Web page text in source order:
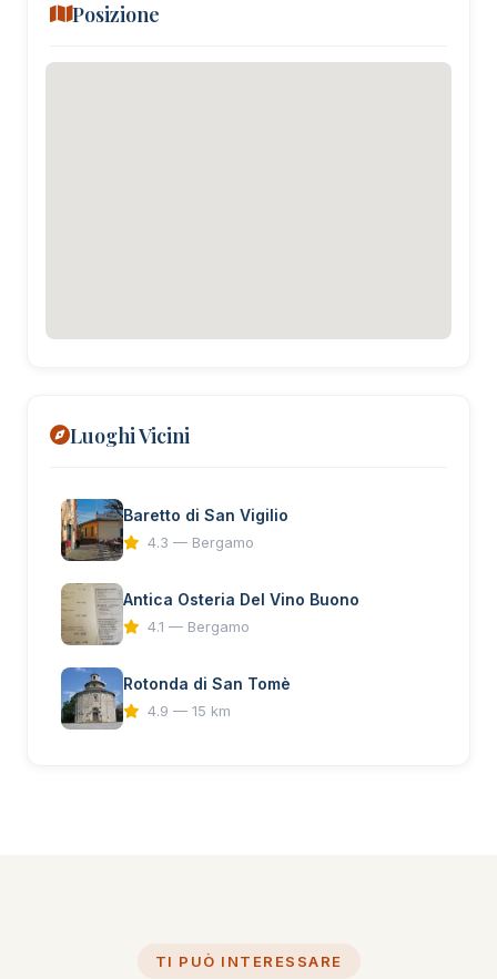
Posizione
Luoghi Vicini
Baretto di San Vigilio
4.3 — Bergamo
Antica Osteria Del Vino Buono
4.1 — Bergamo
Rotonda di San Tomè
4.9 — 15 km
TI PUÒ INTERESSARE